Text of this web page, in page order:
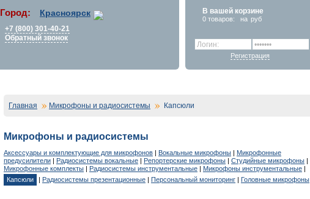
Город: Красноярск
+7 (800) 301-40-21
Обратный звонок
В вашей корзине
0 товаров: на руб
Регистрация
Главная Микрофоны и радиосистемы Капсюли
Микрофоны и радиосистемы
Аксессуары и комплектующие для микрофонов | Вокальные микрофоны | Микрофонные
предусилители | Радиосистемы вокальные | Репортерские микрофоны | Студийные микрофоны |
Микрофонные комплекты | Радиосистемы инструментальные | Микрофоны инструментальные |
Капсюли
| Радиосистемы презентационные | Персональный мониторинг | Головные микрофоны